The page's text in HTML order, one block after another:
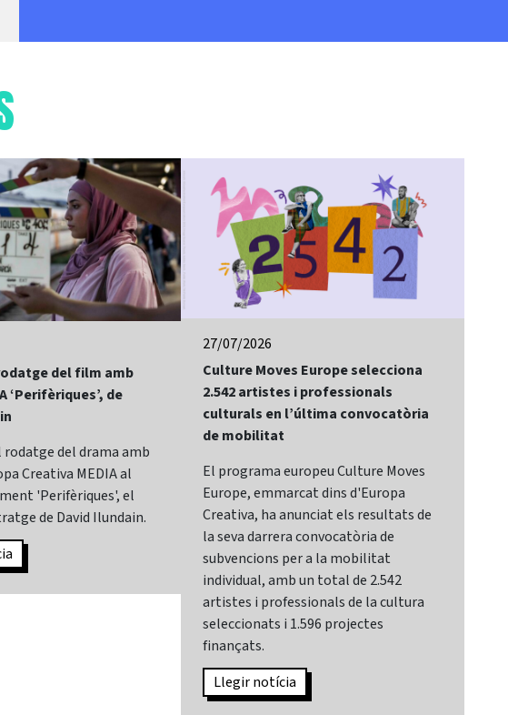
del film amb
‘Perifèriques’, de
del drama amb
Creativa MEDIA al
'Perifèriques', el
de David Ilundain.
27/07/2026
Culture Moves Europe selecciona
2.542 artistes i professionals
culturals en l’última convocatòria
de mobilitat
El programa europeu Culture Moves
Europe, emmarcat dins d'Europa
Creativa, ha anunciat els resultats de
la seva darrera convocatòria de
subvencions per a la mobilitat
individual, amb un total de 2.542
artistes i professionals de la cultura
seleccionats i 1.596 projectes
finançats.
Llegir notícia